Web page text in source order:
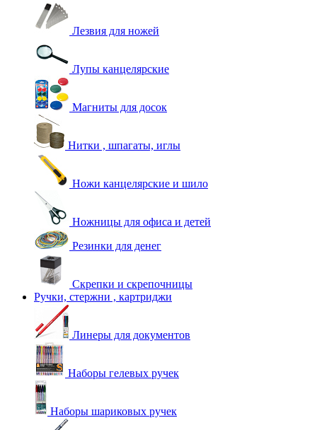
Лезвия для ножей
Лупы канцелярские
Магниты для досок
Нитки , шпагаты, иглы
Ножи канцелярские и шило
Ножницы для офиса и детей
Резинки для денег
Скрепки и скрепочницы
Ручки, стержни , картриджи
Линеры для документов
Наборы гелевых ручек
Наборы шариковых ручек